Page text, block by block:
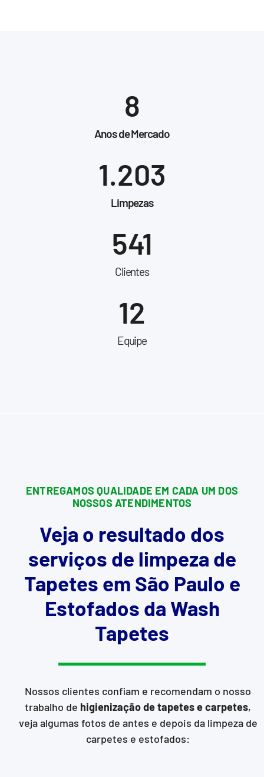
Anos de Mercado
8
Limpezas
1.203
Clientes
541
Equipe
12
ENTREGAMOS QUALIDADE EM CADA UM DOS
NOSSOS ATENDIMENTOS
Veja o resultado dos
serviços de limpeza de
Tapetes em São Paulo e
Estofados da Wash
Tapetes
Nossos clientes confiam e recomendam o nosso
trabalho de higienização de tapetes e carpetes,
veja algumas fotos de antes e depois da limpeza de
carpetes e estofados: